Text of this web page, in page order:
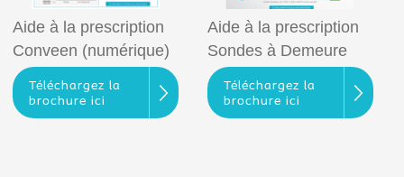
Aide à la prescription
Conveen (numérique)
Téléchargez la
brochure ici
Aide à la prescription
Sondes à Demeure
Téléchargez la
brochure ici